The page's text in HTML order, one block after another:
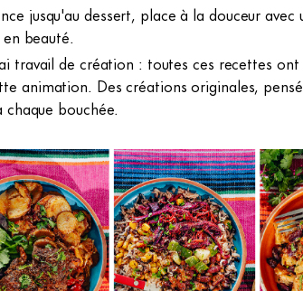
jusqu'au dessert, place à la douceur
beauté.
travail de création : toutes ces recettes
animation. Des créations originales,
bouchée.